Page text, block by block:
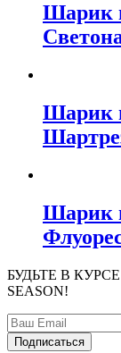
Шарик
Шарик
Шарик
БУДЬТЕ В
SEASON!